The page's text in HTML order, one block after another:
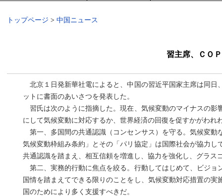
トップページ > 中国ニュース
習主席、ＣＯ
北京１日発新華社電によると、中国の習近平国家主席は同日
ットに書面のあいさつを発表した。
習氏は次のように指摘した。現在、気候変動のマイナスの影
にして気候変動に対応するか、世界経済の回復を促すかがわ
第一、多国間の共通認識（コンセンサス）を守る。気候変動
気候変動枠組み条約」とその「パリ協定」は国際社会が協力
共通認識を踏まえ、相互信頼を増進し、協力を強化し、グラス
第二、実務的行動に焦点を絞る。行動してはじめて、ビジョ
国情を踏まえてできる限りのことをし、気候変動対応措置の
国のためにより多く支援すべきだ。